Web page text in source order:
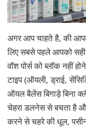
अगर आप चाहते है, की
लिए सबसे पहले आपको
वॉश पोर्स को ब्लॉक नहीं
टाइप (ऑयली, ड्राई,
ऑयल बैलेंस बिगाड़े बिना
चेहरा डलनेस से बचता है
करने से चहरे की धूल,